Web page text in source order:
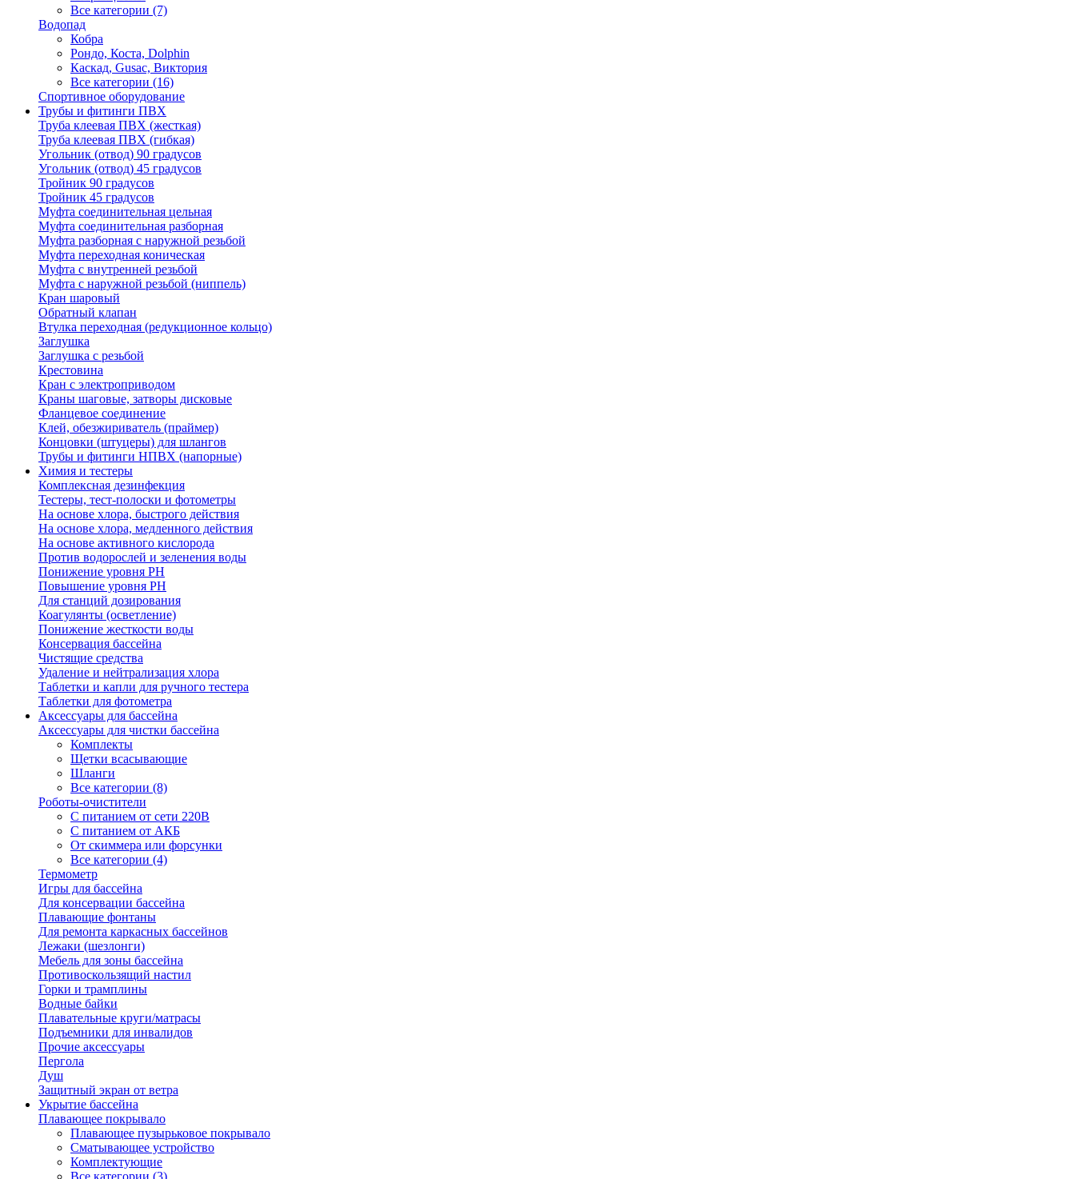
Все категории (7)
Водопад
Кобра
Рондо, Коста, Dolphin
Каскад, Gusac, Виктория
Все категории (16)
Спортивное оборудование
Трубы и фитинги ПВХ
Труба клеевая ПВХ (жесткая)
Труба клеевая ПВХ (гибкая)
Угольник (отвод) 90 градусов
Угольник (отвод) 45 градусов
Тройник 90 градусов
Тройник 45 градусов
Муфта соединительная цельная
Муфта соединительная разборная
Муфта разборная с наружной резьбой
Муфта переходная коническая
Муфта с внутренней резьбой
Муфта с наружной резьбой (ниппель)
Кран шаровый
Обратный клапан
Втулка переходная (редукционное кольцо)
Заглушка
Заглушка с резьбой
Крестовина
Кран с электроприводом
Краны шаговые, затворы дисковые
Фланцевое соединение
Клей, обезжириватель (праймер)
Концовки (штуцеры) для шлангов
Трубы и фитинги НПВХ (напорные)
Химия и тестеры
Комплексная дезинфекция
Тестеры, тест-полоски и фотометры
На основе хлора, быстрого действия
На основе хлора, медленного действия
На основе активного кислорода
Против водорослей и зеленения воды
Понижение уровня РН
Повышение уровня РН
Для станций дозирования
Коагулянты (осветление)
Понижение жесткости воды
Консервация бассейна
Чистящие средства
Удаление и нейтрализация хлора
Таблетки и капли для ручного тестера
Таблетки для фотометра
Аксессуары для бассейна
Аксессуары для чистки бассейна
Комплекты
Щетки всасывающие
Шланги
Все категории (8)
Роботы-очистители
С питанием от сети 220В
С питанием от АКБ
От скиммера или форсунки
Все категории (4)
Термометр
Игры для бассейна
Для консервации бассейна
Плавающие фонтаны
Для ремонта каркасных бассейнов
Лежаки (шезлонги)
Мебель для зоны бассейна
Противоскользящий настил
Горки и трамплины
Водные байки
Плавательные круги/матрасы
Подъемники для инвалидов
Прочие аксессуары
Пергола
Душ
Защитный экран от ветра
Укрытие бассейна
Плавающее покрывало
Плавающее пузырьковое покрывало
Сматывающее устройство
Комплектующие
Все категории (3)